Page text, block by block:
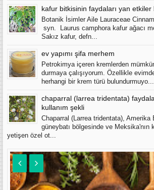
kafur bitkisinin faydaları yan etkiler
Botanik İsimler Aile Lauraceae
syn. Laurus camphora kafur ağacı
Sakız kafur, defn...
ev yapımı şifa merhem
Petrokimya içeren kremlerden
durmaya çalışıyorum. Özellikle
herhangi bir krem türü bulundurmuyo...
chaparral (larrea tridentata)
kullanım şekli
Chaparral (Larrea tridentata), Amerika
güneybatı bölgesinde ve Meksika'nın
yetişen özel ot...